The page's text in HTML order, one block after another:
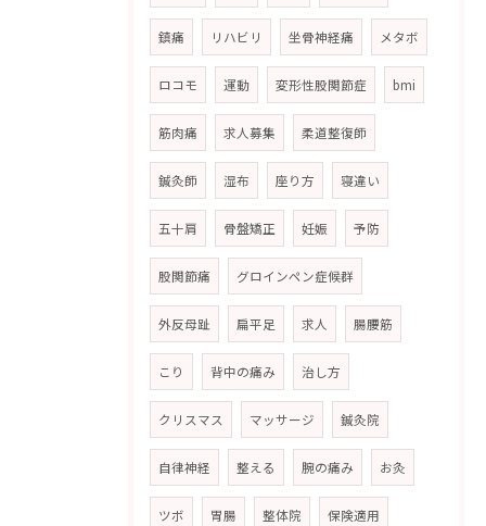
鎮痛 リハビリ 坐骨神経痛 メタボ
ロコモ 運動 変形性股関節症 bmi
筋肉痛 求人募集 柔道整復師
鍼灸師 湿布 座り方 寝違い
五十肩 骨盤矯正 妊娠 予防
股関節痛 グロインペン症候群
外反母趾 扁平足 求人 腸腰筋
こり 背中の痛み 治し方
クリスマス マッサージ 鍼灸院
自律神経 整える 腕の痛み お灸
ツボ 胃腸 整体院 保険適用